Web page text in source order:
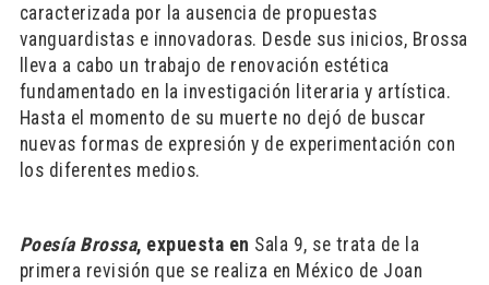
caracterizada por la ausencia de propuestas
vanguardistas e innovadoras. Desde sus inicios, Brossa
lleva a cabo un trabajo de renovación estética
fundamentado en la investigación literaria y artística.
Hasta el momento de su muerte no dejó de buscar
nuevas formas de expresión y de experimentación con
los diferentes medios.
Poesía Brossa, expuesta en Sala 9, se trata de la
primera revisión que se realiza en México de Joan